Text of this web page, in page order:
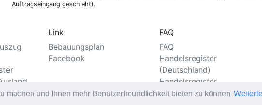
machen und Ihnen mehr Benutzerfreundlichkeit bieten zu können
Auftragseingang geschieht).
Link
Bebauungsplan
Facebook
FAQ
FAQ
Handelsregister
(Deutschland)
Handelsregister